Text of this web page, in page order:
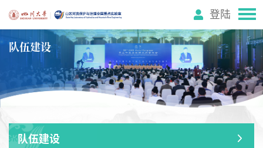
登陆
队伍建设
队伍建设